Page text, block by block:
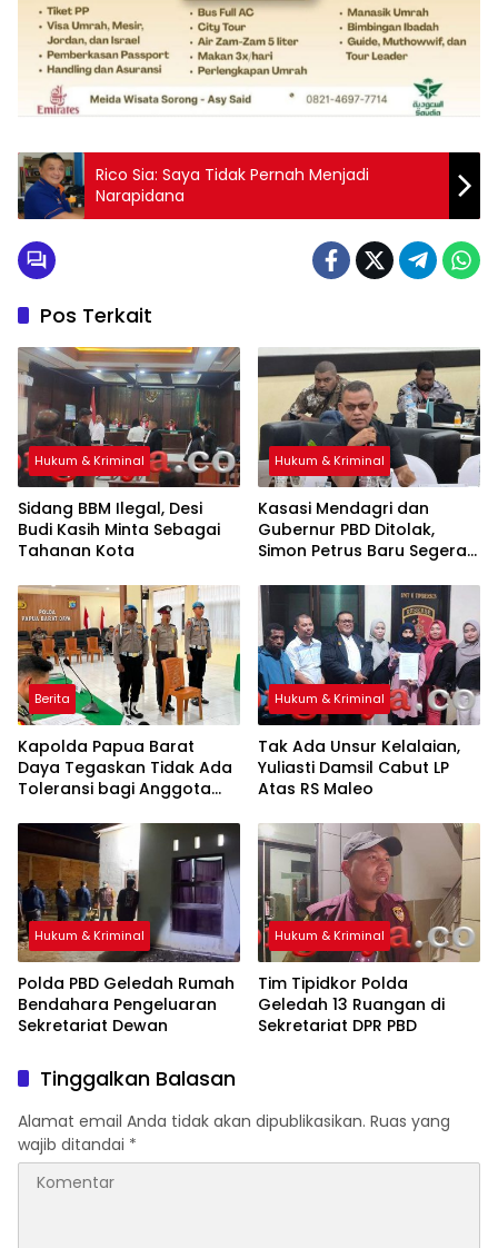
Rico Sia: Saya Tidak Pernah Menjadi
Narapidana
Pos Terkait
Hukum & Kriminal
Sidang BBM Ilegal, Desi
Budi Kasih Minta Sebagai
Tahanan Kota
Hukum & Kriminal
Kasasi Mendagri dan
Gubernur PBD Ditolak,
Simon Petrus Baru Segera
Berita
Kapolda Papua Barat
Daya Tegaskan Tidak Ada
Toleransi bagi Anggota
Hukum & Kriminal
Tak Ada Unsur Kelalaian,
Yuliasti Damsil Cabut LP
Atas RS Maleo
Hukum & Kriminal
Polda PBD Geledah Rumah
Bendahara Pengeluaran
Sekretariat Dewan
Hukum & Kriminal
Tim Tipidkor Polda
Geledah 13 Ruangan di
Sekretariat DPR PBD
Tinggalkan Balasan
Alamat email Anda tidak akan dipublikasikan. Ruas yang
wajib ditandai *